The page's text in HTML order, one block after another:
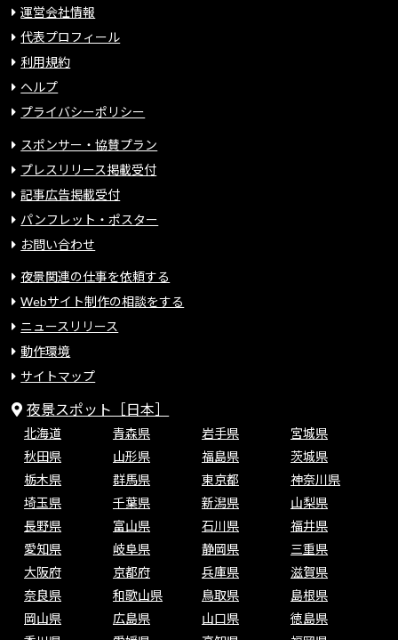
運営会社情報
代表プロフィール
利用規約
ヘルプ
プライバシーポリシー
スポンサー・協賛プラン
プレスリリース掲載受付
記事広告掲載受付
パンフレット・ポスター
お問い合わせ
夜景関連の仕事を依頼する
Webサイト制作の相談をする
ニュースリリース
動作環境
サイトマップ
夜景スポット［日本］
北海道 青森県 岩手県
宮城県
秋田県
山形県 福島県
茨城県
栃木県
群馬県 東京都
神奈川県
埼玉県
千葉県 新潟県
山梨県
長野県
富山県 石川県
福井県
愛知県
岐阜県 静岡県
三重県
大阪府
京都府 兵庫県
滋賀県
奈良県
和歌山県 鳥取県
島根県
岡山県
広島県 山口県
徳島県